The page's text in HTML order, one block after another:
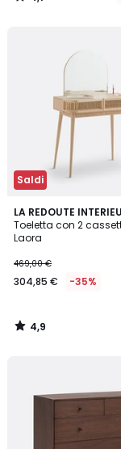
Saldi
LA REDOUTE
Toeletta con 2
Laora
469,00 €
304,85 € -35%
4,9
/ 5
4,9
/